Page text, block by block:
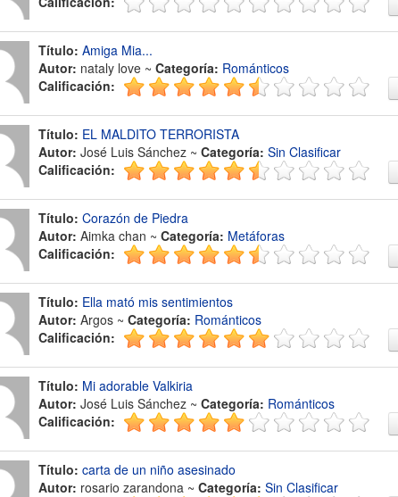
Título: Amiga Mia...
Autor: nataly love ~ Categoría: Románticos
Calificación:
Título: EL MALDITO TERRORISTA
Autor: José Luis Sánchez ~ Categoría: Sin Clasificar
Calificación:
Título: Corazón de Piedra
Autor: Aimka chan ~ Categoría: Metáforas
Calificación:
Título: Ella mató mis sentimientos
Autor: Argos ~ Categoría: Románticos
Calificación:
Título: Mi adorable Valkiria
Autor: José Luis Sánchez ~ Categoría: Románticos
Calificación:
Título: carta de un niño asesinado
Autor: rosario zarandona ~ Categoría: Sin Clasificar